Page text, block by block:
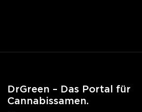
DrGreen – Das Portal für
Cannabissamen.